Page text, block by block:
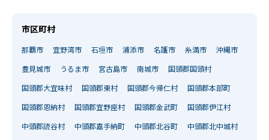
市区町村
那覇市 宜野湾市 石垣市 浦添市 名護市 糸満市 沖縄市
豊見城市 うるま市 宮古島市 南城市 国頭郡国頭村
国頭郡大宜味村 国頭郡東村 国頭郡今帰仁村 国頭郡本部町
国頭郡恩納村 国頭郡宜野座村 国頭郡金武町 国頭郡伊江村
中頭郡読谷村 中頭郡嘉手納町 中頭郡北谷町 中頭郡北中城村